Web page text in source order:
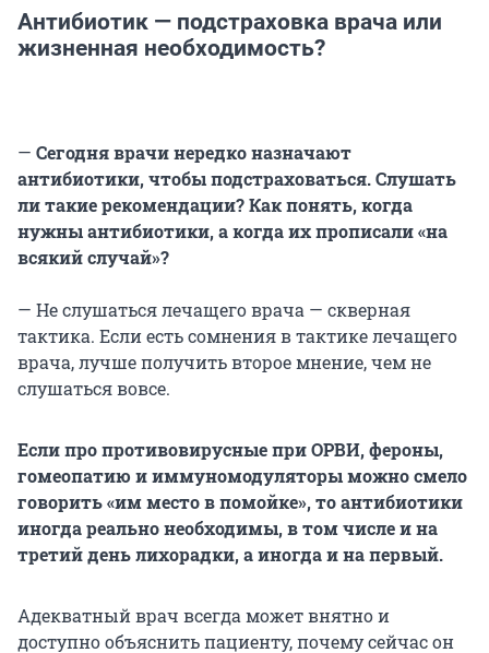
Антибиотик — подстраховка врача или
жизненная необходимость?
— Сегодня врачи нередко назначают
антибиотики, чтобы подстраховаться. Слушать
ли такие рекомендации? Как понять, когда
нужны антибиотики, а когда их прописали «на
всякий случай»?
— Не слушаться лечащего врача — скверная
тактика. Если есть сомнения в тактике лечащего
врача, лучше получить второе мнение, чем не
слушаться вовсе.
Если про противовирусные при ОРВИ, фероны,
гомеопатию и иммуномодуляторы можно смело
говорить «им место в помойке», то антибиотики
иногда реально необходимы, в том числе и на
третий день лихорадки, а иногда и на первый.
Адекватный врач всегда может внятно и
доступно объяснить пациенту, почему сейчас он